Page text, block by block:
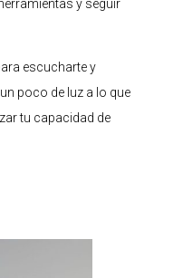
y seguir
escucharte y
poco de luz a lo que
tu capacidad de